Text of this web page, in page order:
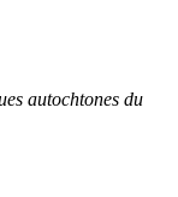
autochtones du